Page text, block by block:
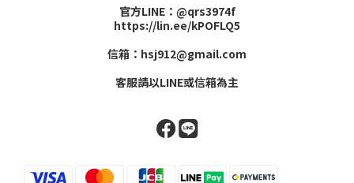
官方LINE：@qrs3974f
https://lin.ee/kPOFLQ5
信箱：hsj912@gmail.com
客服請以LINE或信箱為主